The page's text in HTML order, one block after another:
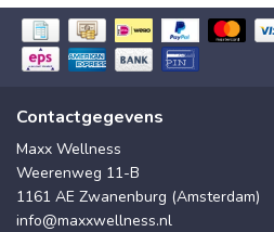
Contactgegevens
Maxx Wellness
Weerenweg 11-B
1161 AE Zwanenburg (Amsterdam)
info@maxxwellness.nl